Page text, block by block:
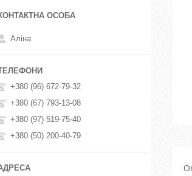
Аліна
+380 (96) 672-79-32
+380 (67) 793-13-08
+380 (97) 519-75-40
+380 (50) 200-40-79